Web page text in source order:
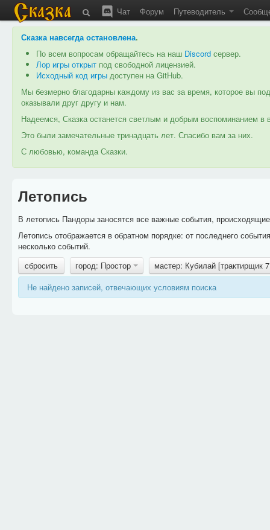
Чат Форум Путеводитель
Сказка навсегда остановлена.
По всем вопросам обращайтесь на наш Discord сервер.
Лор игры открыт под свободной лицензией.
Исходный код игры доступен на GitHub.
Мы безмерно благодарны каждому из вас за время, которое вы
оказывали друг другу и нам.
Надеемся, Сказка останется светлым и добрым воспоминанием
Это были замечательные тринадцать лет. Спасибо вам за них.
С любовью, команда Сказки.
Летопись
В летопись Пандоры заносятся все важные события,
Летопись отображается в обратном порядке: от последнего
несколько событий.
сбросить
город: Простор
мастер: Кубилай [трактирщик
Не найдено записей, отвечающих условиям поиска